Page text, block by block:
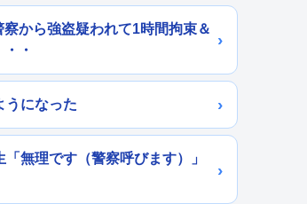
から強盗疑われて1時間拘束＆
・
うになった
無理です（警察呼びます）」